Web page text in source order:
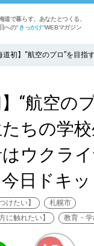
道で暮らす、あなたとつくる、
への”きっかけ”WEBマガジン
ー
道初】“航空のプロ”を目
“航空の
ちの学校
ウクラ
日ドキッ
けたい】
札幌市
に触れたい】
教育・